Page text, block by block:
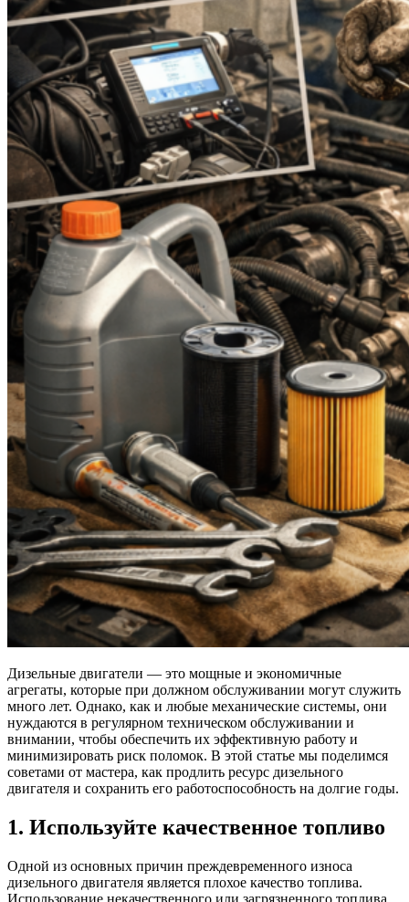
Дизельные двигатели — это мощные и экономичные
агрегаты, которые при должном обслуживании могут служить
много лет. Однако, как и любые механические системы, они
нуждаются в регулярном техническом обслуживании и
внимании, чтобы обеспечить их эффективную работу и
минимизировать риск поломок. В этой статье мы поделимся
советами от мастера, как продлить ресурс дизельного
двигателя и сохранить его работоспособность на долгие годы.
1. Используйте качественное топливо
Одной из основных причин преждевременного износа
дизельного двигателя является плохое качество топлива.